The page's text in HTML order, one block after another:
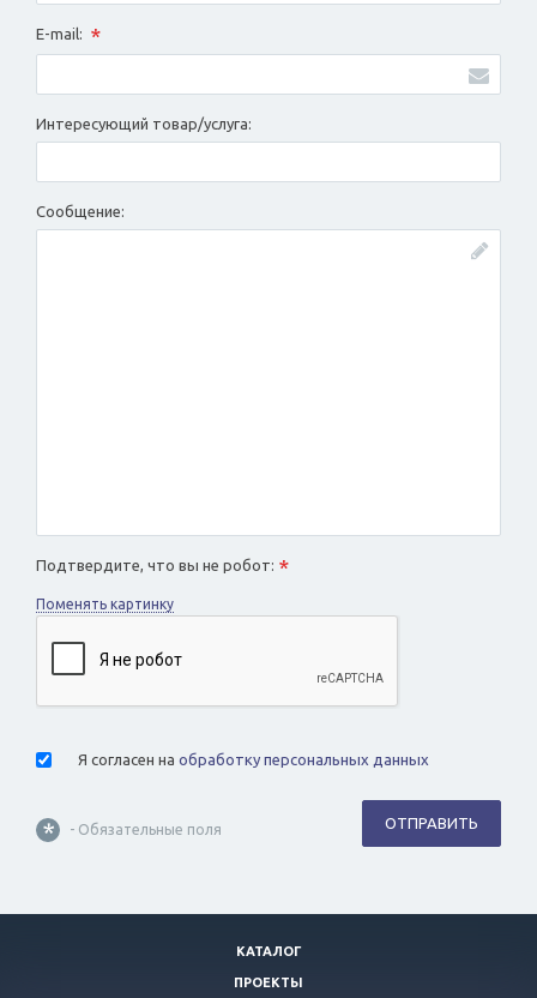
E-mail: *
Интересующий товар/услуга:
Сообщение:
Подтвердите, что вы не робот: *
Поменять картинку
Я согласен на обработку персональных данных
* - Обязательные поля ОТПРАВИТЬ
КАТАЛОГ
ПРОЕКТЫ